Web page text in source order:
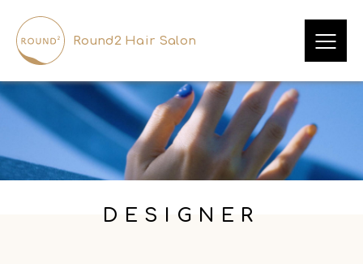
DESIGNER
Round2 Hair Salon